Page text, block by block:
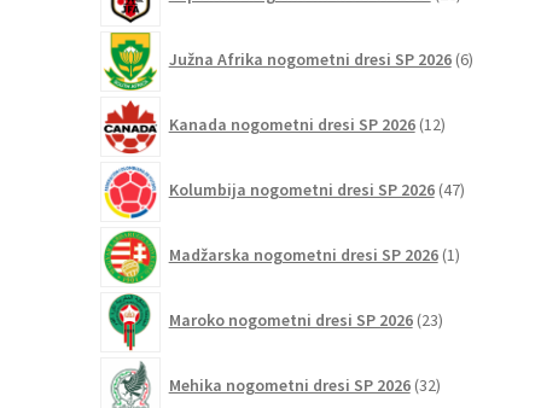
izdelkov
Južna Afrika nogometni dresi SP 2026 6izdelkov
Kanada nogometni dresi SP 2026 12izdelkov
Kolumbija nogometni dresi SP 2026 47izdelkov
Madžarska nogometni dresi SP 2026 1izdelek
Maroko nogometni dresi SP 2026 23izdelkov
Mehika nogometni dresi SP 2026 32izdelkov